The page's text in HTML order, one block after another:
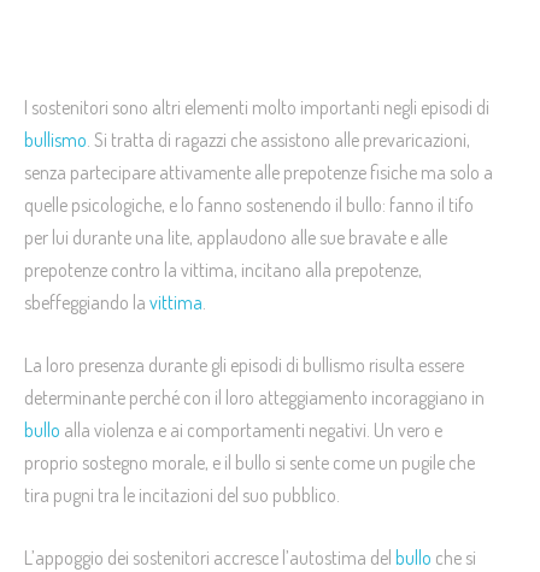
I sostenitori sono altri elementi molto importanti negli episodi di
bullismo . Si tratta di ragazzi che assistono alle prevaricazioni,
senza partecipare attivamente alle prepotenze fisiche ma solo a
quelle psicologiche, e lo fanno sostenendo il bullo: fanno il tifo
per lui durante una lite, applaudono alle sue bravate e alle
prepotenze contro la vittima, incitano alla prepotenze,
sbeffeggiando la vittima
La loro presenza durante gli episodi di bullismo risulta essere
determinante perché con il loro atteggiamento incoraggiano in
bullo alla violenza e ai comportamenti negativi. Un vero e
proprio sostegno morale, e il bullo si sente come un pugile che
tira pugni tra le incitazioni del suo pubblico.
L’appoggio dei sostenitori accresce l’autostima del bullo che si